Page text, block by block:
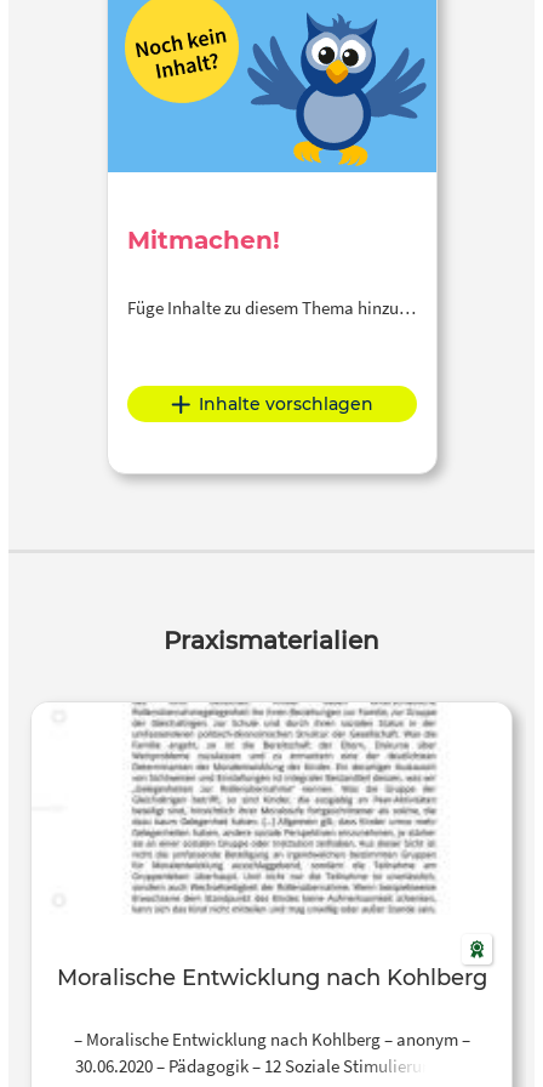
Mitmachen!
Füge Inhalte zu diesem Thema hinzu…
Inhalte vorschlagen
Praxismaterialien
Moralische Entwicklung nach Kohlberg
– Moralische Entwicklung nach Kohlberg – anonym –
30.06.2020 – Pädagogik – 12 Soziale Stimulierung der